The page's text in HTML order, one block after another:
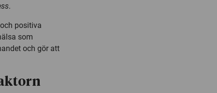
.
positiva
som
och gör att